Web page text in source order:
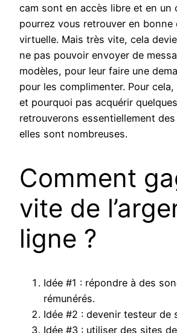
cam sont en accès libre et en un
pourrez vous retrouver en bonne
virtuelle. Mais très vite, cela
ne pas pouvoir envoyer de
modèles, pour leur faire une
pour les complimenter. Pour cela,
et pourquoi pas acquérir
retrouverons essentiellement
elles sont nombreuses.
Comment
vite de
ligne ?
Idée #1 : répondre à des
rémunérés.
Idée #2 : devenir testeur de
Idée #3 : utiliser des sites